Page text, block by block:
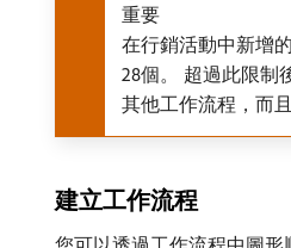
重要
在行銷活動中新增
28個。 超過此限制
其他工作流程，而
建立工作流程